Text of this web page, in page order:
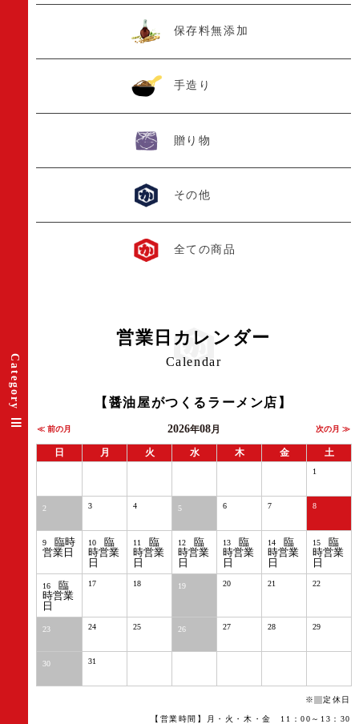
Category
保存料無添加
手造り
贈り物
その他
全ての商品
営業日カレンダー
Calendar
【醤油屋がつくるラーメン店】
≪ 前の月 2026年08月 次の月 ≫
日 月 火 水 木 金 土
1
2 3 4 5 6 7 8
9
臨時
営業日
10
臨
時営業
日
11
臨
時営業
日
12
臨
時営業
日
13
臨
時営業
日
14
臨
時営業
日
15
臨
時営業
日
16
臨
時営業
日
17 18 19 20 21 22
23 24 25 26 27 28 29
30 31
※ 定休日
【営業時間】月・火・木・金 11：00～13：30